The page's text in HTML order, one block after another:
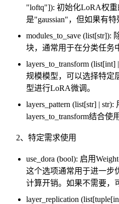
"loftq"]): 初始化LoRA权
是"gaussian"，但如果有
modules_to_save
块，通常用于在分类任务
layers_to_transform
规模模型，可以选择特定
型进行LoRA微调。
layers_pattern (list[str] |
layers_to_transform结合
2、特定需求使用
use_dora (bool): 启用
这个选项通常用于进一步
计算开销。如果不需要，
layer_replication